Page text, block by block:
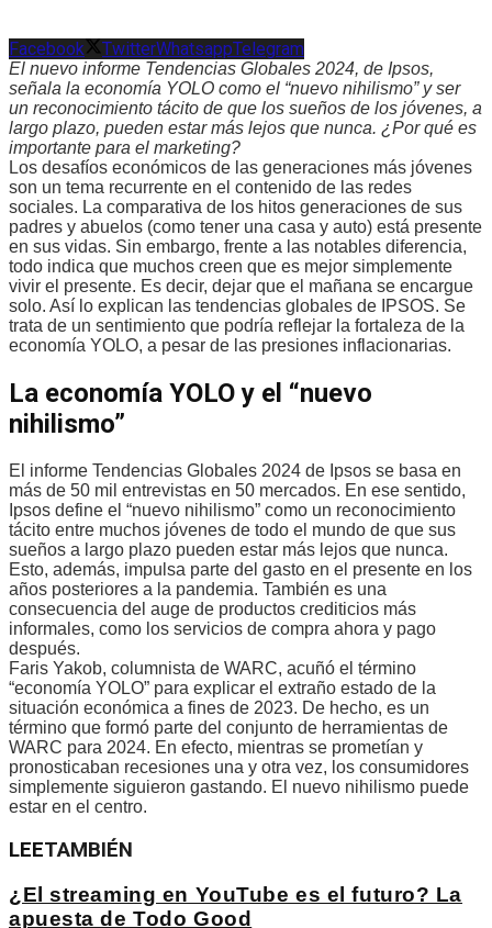
Facebook TwitterWhatsappTelegram
El nuevo informe Tendencias Globales 2024, de Ipsos,
señala la economía YOLO como el “nuevo nihilismo” y ser
un reconocimiento tácito de que los sueños de los jóvenes, a
largo plazo, pueden estar más lejos que nunca. ¿Por qué es
importante para el marketing?
Los desafíos económicos de las generaciones más jóvenes
son un tema recurrente en el contenido de las redes
sociales. La comparativa de los hitos generaciones de sus
padres y abuelos (como tener una casa y auto) está presente
en sus vidas. Sin embargo, frente a las notables diferencia,
todo indica que muchos creen que es mejor simplemente
vivir el presente. Es decir, dejar que el mañana se encargue
solo. Así lo explican las tendencias globales de IPSOS. Se
trata de un sentimiento que podría reflejar la fortaleza de la
economía YOLO, a pesar de las presiones inflacionarias.
La economía YOLO y el “nuevo
nihilismo”
El informe Tendencias Globales 2024 de Ipsos se basa en
más de 50 mil entrevistas en 50 mercados. En ese sentido,
Ipsos define el “nuevo nihilismo” como un reconocimiento
tácito entre muchos jóvenes de todo el mundo de que sus
sueños a largo plazo pueden estar más lejos que nunca.
Esto, además, impulsa parte del gasto en el presente en los
años posteriores a la pandemia. También es una
consecuencia del auge de productos crediticios más
informales, como los servicios de compra ahora y pago
después.
Faris Yakob, columnista de WARC, acuñó el término
“economía YOLO” para explicar el extraño estado de la
situación económica a fines de 2023. De hecho, es un
término que formó parte del conjunto de herramientas de
WARC para 2024. En efecto, mientras se prometían y
pronosticaban recesiones una y otra vez, los consumidores
simplemente siguieron gastando. El nuevo nihilismo puede
estar en el centro.
LEETAMBIÉN
¿El streaming en YouTube es el futuro? La
apuesta de Todo Good